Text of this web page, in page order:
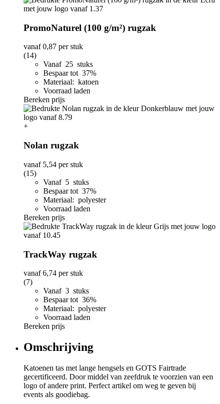
PromoNaturel (100 g/m²) rugzak
vanaf0,87 per stuk
(14)
Vanaf 25 stuks
Bespaar tot 37%
Materiaal: katoen
Voorraad laden
Bereken prijs
+
Nolan rugzak
vanaf 5,54 per stuk
(15)
Vanaf 5 stuks
Bespaar tot 37%
Materiaal: polyester
Voorraad laden
Bereken prijs
TrackWay rugzak
vanaf6,74 per stuk
(7)
Vanaf 3 stuks
Bespaar tot 36%
Materiaal: polyester
Voorraad laden
Bereken prijs
Omschrijving
Katoenen tas met lange hengsels en GOTS Fairtrade
gecertificeerd. Door middel van zeefdruk te voorzien van een
logo of andere print. Perfect artikel om weg te geven bij
events als goodiebag.